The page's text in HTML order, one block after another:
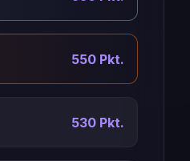
550 Pkt.
530 Pkt.